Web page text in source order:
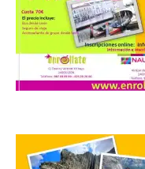
La cita,
12
de
músico segoviano